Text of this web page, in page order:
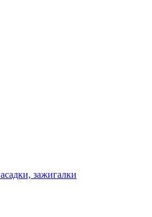
зажигалки